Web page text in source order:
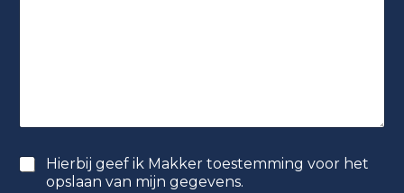
S
Hierbij geef ik Makker toestemming voor het
opslaan van mijn gegevens.